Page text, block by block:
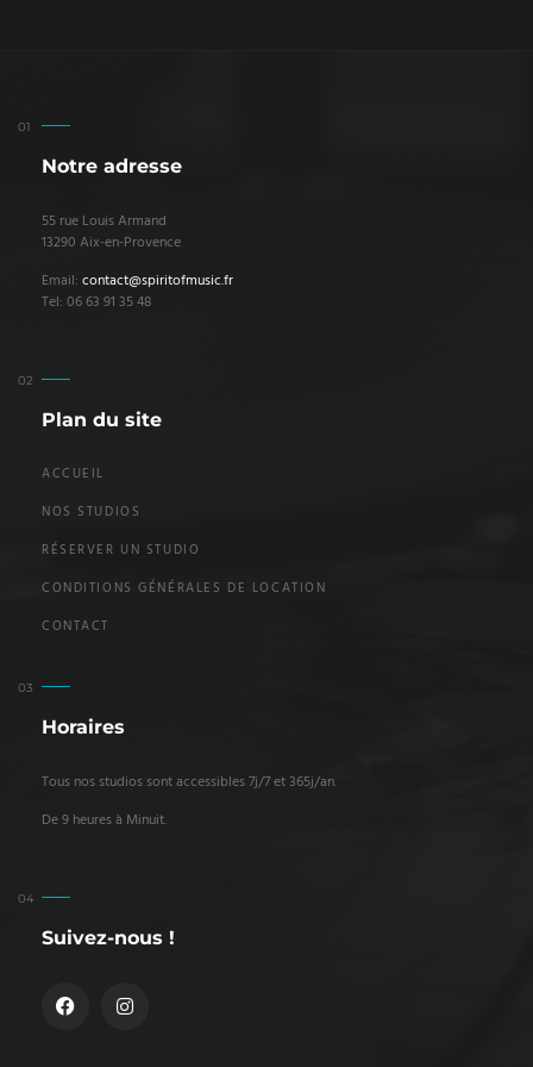
Notre adresse
55 rue Louis Armand
13290 Aix-en-Provence
Email: contact@spiritofmusic.fr
Tel: 06 63 91 35 48
Plan du site
ACCUEIL
NOS STUDIOS
RÉSERVER UN STUDIO
CONDITIONS GÉNÉRALES DE LOCATION
CONTACT
Horaires
Tous nos studios sont accessibles 7j/7 et 365j/an.
De 9 heures à Minuit.
Suivez-nous !